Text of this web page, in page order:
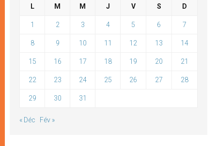
L M M J V S D
1 2 3 4 5 6 7
8 9 10 11 12 13 14
15 16 17 18 19 20 21
22 23 24 25 26 27 28
29 30 31
« Déc Fév »